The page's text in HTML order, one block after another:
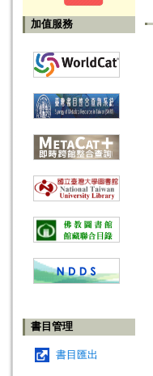
加值服務
書目管理
書目匯出